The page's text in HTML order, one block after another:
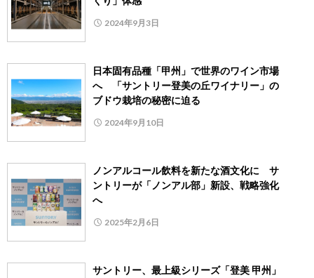
2024年9月3日
日本固有品種「甲州」で世界のワイン市場
へ 「サントリー登美の丘ワイナリー」の
ブドウ栽培の秘密に迫る
2024年9月10日
ノンアルコール飲料を新たな酒文化に サ
ントリーが「ノンアル部」新設、戦略強化
へ
2025年2月6日
サントリー、最上級シリーズ「登美 甲州」